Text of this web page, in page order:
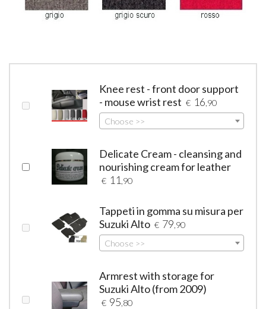
Knee rest - front door support
- mouse wrist rest € 16 ,90
Choose >>
Delicate Cream - cleansing and
nourishing cream for leather
€ 11 ,90
Tappeti in gomma su misura per
Suzuki Alto € 79 ,90
Choose >>
Armrest with storage for
Suzuki Alto (from 2009)
€ 95 ,80